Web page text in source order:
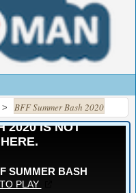
> BFF Summer Bash 2020